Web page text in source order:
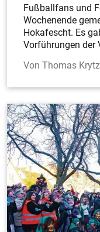
Fußballfans und
Wochenende
Hokafescht. Es
Vorführungen der
Thomas